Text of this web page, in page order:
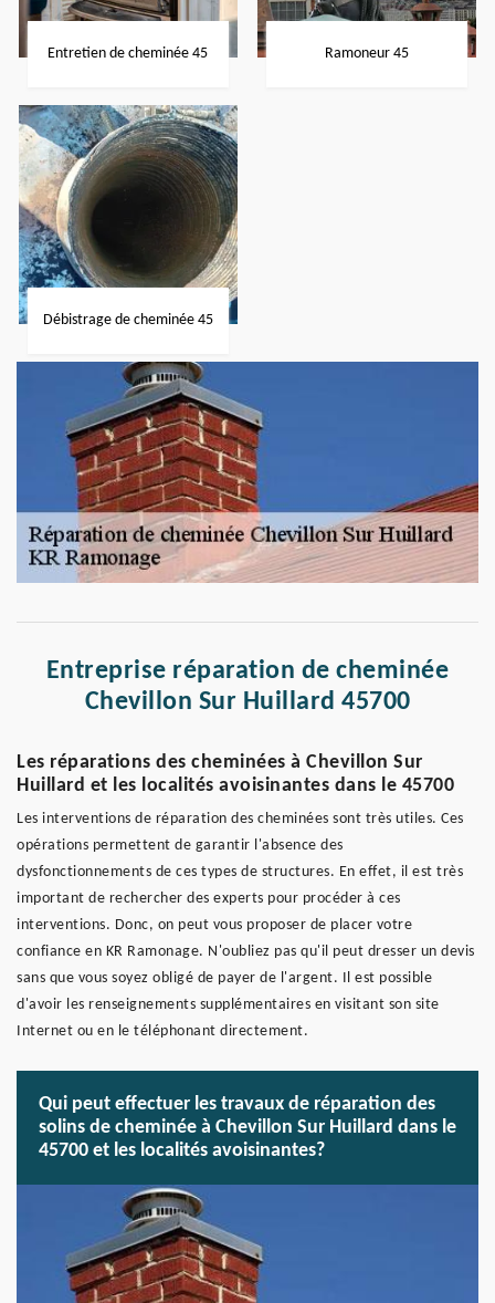
Entretien de cheminée 45 Ramoneur 45
Débistrage de cheminée 45
Entreprise réparation de cheminée
Chevillon Sur Huillard 45700
Les réparations des cheminées à Chevillon Sur
Huillard et les localités avoisinantes dans le 45700
Les interventions de réparation des cheminées sont très utiles. Ces
opérations permettent de garantir l'absence des
dysfonctionnements de ces types de structures. En effet, il est très
important de rechercher des experts pour procéder à ces
interventions. Donc, on peut vous proposer de placer votre
confiance en KR Ramonage. N'oubliez pas qu'il peut dresser un devis
sans que vous soyez obligé de payer de l'argent. Il est possible
d'avoir les renseignements supplémentaires en visitant son site
Internet ou en le téléphonant directement.
Qui peut effectuer les travaux de réparation des
solins de cheminée à Chevillon Sur Huillard dans le
45700 et les localités avoisinantes?